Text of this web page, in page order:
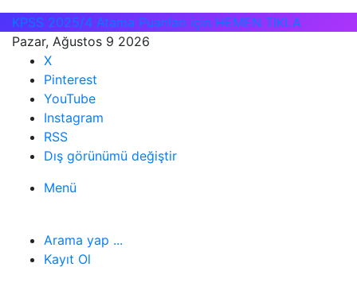
KPSS 2025/4 Atama Puanları için HEMEN TIKLA
Pazar, Ağustos 9 2026
X
Pinterest
YouTube
Instagram
RSS
Dış görünümü değiştir
Menü
Arama yap ...
Kayıt Ol